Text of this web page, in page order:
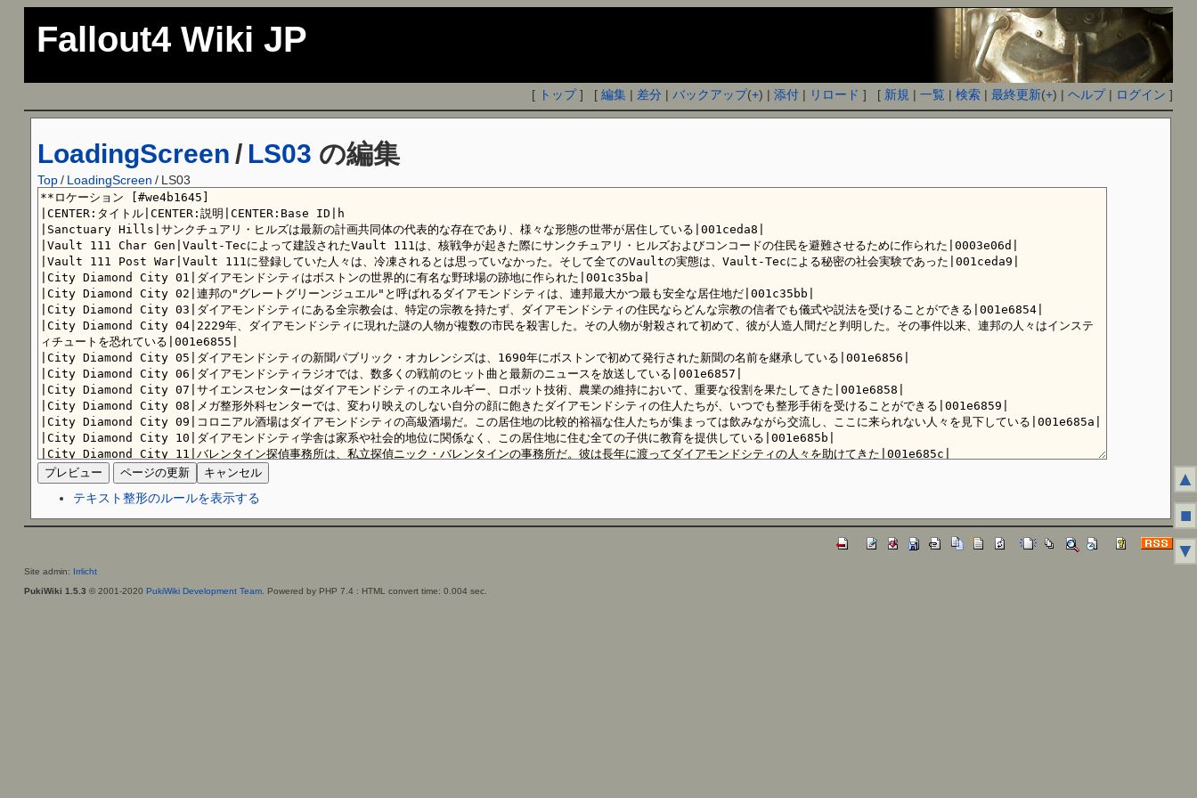
Fallout4 Wiki JP
[ トップ] [編集 | 差分 |バックアップ(+) |添付 | リロード ] [ 新規 |一覧 |検索 |最終更新(+) |ヘルプ| ログイン ]
LoadingScreen / LS03 の編集
Top/ LoadingScreen / LS03
テキスト整形のルールを表示する
Site admin: Irrlicht
PukiWiki 1.5.3 © 2001-2020 PukiWiki Development Team. Powered by PHP 7.4 : HTML convert time: 0.004 sec.
▲
■
▼